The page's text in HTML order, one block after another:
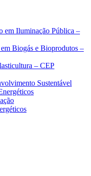
em Iluminação Pública –
Biogás e Bioprodutos –
– CEP
Sustentável